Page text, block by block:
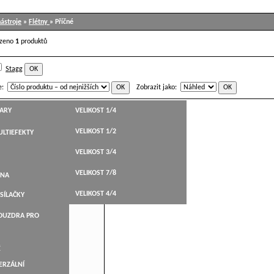
» Flétny » Příčné
1 produktů
Stagg
Zobrazit jako:
VELIKOST 1/4
VELIKOST 1/2
VELIKOST 3/4
VELIKOST 7/8
VELIKOST 4/4
PRO